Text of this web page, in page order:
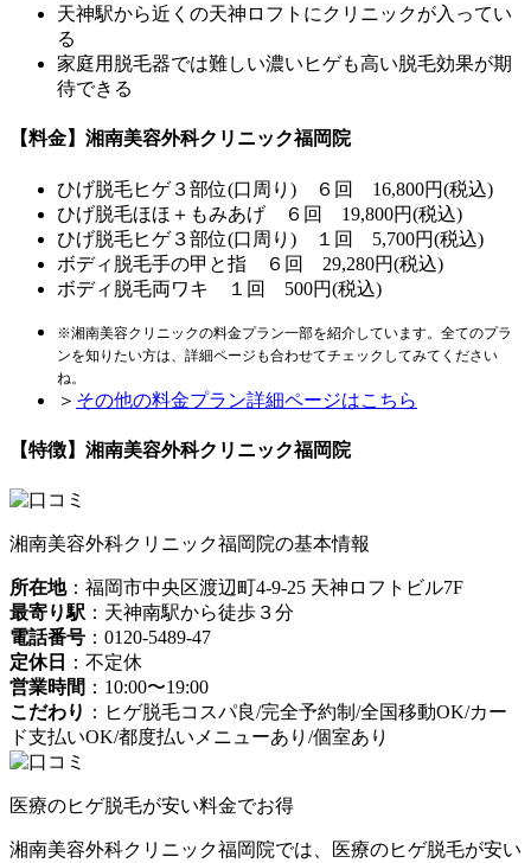
天神駅から近くの天神ロフトにクリニックが入ってい
る
家庭用脱毛器では難しい濃いヒゲも高い脱毛効果が期
待できる
【料金】湘南美容外科クリニック福岡院
ひげ脱毛ヒゲ３部位(口周り) ６回 16,800円(税込)
ひげ脱毛ほほ＋もみあげ ６回 19,800円(税込)
ひげ脱毛ヒゲ３部位(口周り) １回 5,700円(税込)
ボディ脱毛手の甲と指 ６回 29,280円(税込)
ボディ脱毛両ワキ １回 500円(税込)
※湘南美容クリニックの料金プラン一部を紹介しています。全てのプラ
ンを知りたい方は、詳細ページも合わせてチェックしてみてください
ね。
＞ その他の料金プラン詳細ページはこちら
【特徴】湘南美容外科クリニック福岡院
湘南美容外科クリニック福岡院の基本情報
所在地：福岡市中央区渡辺町4-9-25 天神ロフトビル7F
最寄り駅 ：天神南駅から徒歩３分
電話番号 ：0120-5489-47
定休日
：不定休
営業時間 ：10:00〜19:00
こだわり ：ヒゲ脱毛コスパ良/完全予約制/全国移動OK/カー
ド支払いOK/都度払いメニューあり/個室あり
医療のヒゲ脱毛が安い料金でお得
湘南美容外科クリニック福岡院では、医療のヒゲ脱毛が安い